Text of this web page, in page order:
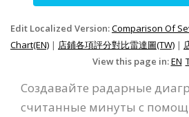
Edit Localized Version:Comparison Of
Chart(EN) | 店鋪各項評分對比雷達圖(TW) |
View this page in:EN
Создавайте радарные
считанные минуты с